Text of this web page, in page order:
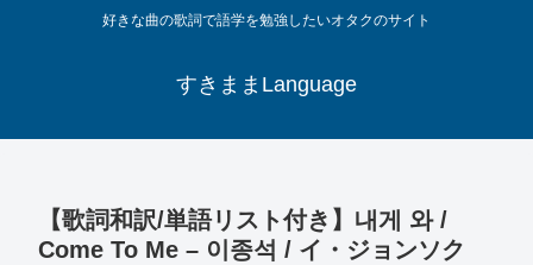
好きな曲の歌詞で語学を勉強したいオタクのサイト
すきままLanguage
【歌詞和訳/単語リスト付き】내게 와 /
Come To Me – 이종석 / イ・ジョンソク